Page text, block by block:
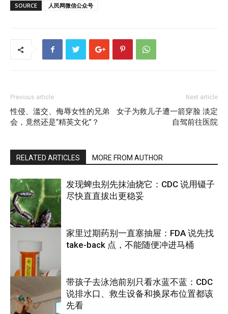
SOURCE 人民网微信公众号
Previous article
性侵、滥交、侮辱女性的兄弟
会，竟然还是“精英文化”？
Next article
女子为救儿子遭一箭穿脸 淡定
自驾前往医院
RELATED ARTICLES MORE FROM AUTHOR
养生
发现蜱虫别先抹油烧它：CDC 说用镊子
尽快直直拔出更稳妥
养生
家里过期药别一直塞抽屉：FDA 说先找
take-back 点，不能随便冲进马桶
带孩子去泳池前别只看水蓝不蓝：CDC
说排水口、救生设备和换尿布位置都该
先看